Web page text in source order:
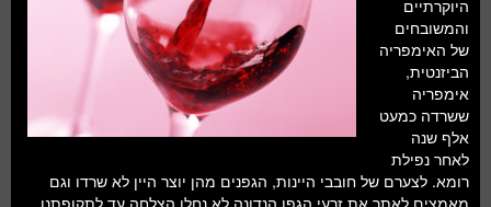
עתידנות
סקירות ספרים
טעימות מדע
היוקרתיים
והמשובחים
של האימפריה
הביזנטית,
אימפריה
ששרדה כמעט
אלף שנה
לאחר נפילת
רומא. לצערם של חובבי היינות, הגפנים מהן יוצר היין לא שרדו וגם
מאמצים לאתר את זרעי הגפן הנדונה לא נחלו הצלחה עד לתקופתנו.